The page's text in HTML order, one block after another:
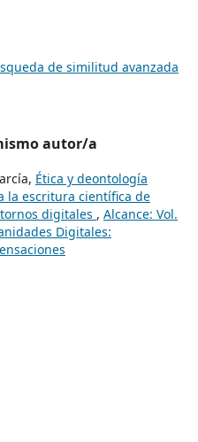
de similitud avanzada
autor/a
Ética y deontología
la escritura científica de
digitales , Alcance: Vol.
Digitales: